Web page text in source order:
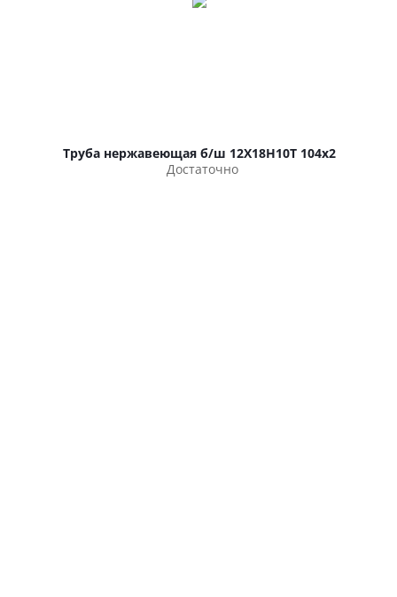
Труба нержавеющая б/ш 12Х18Н10Т 104х2
Достаточно